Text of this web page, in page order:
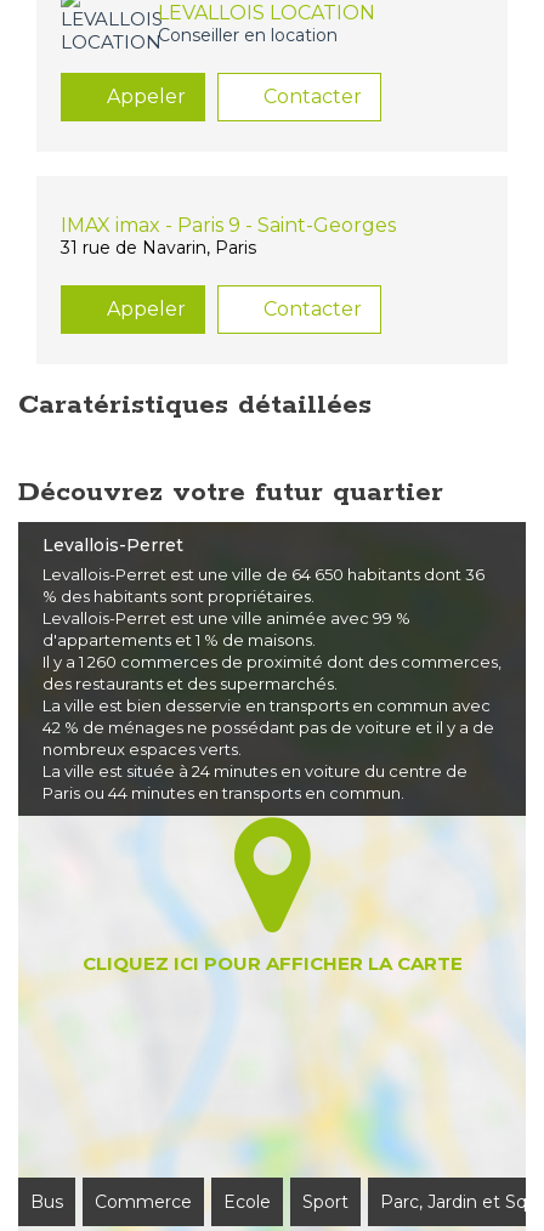
LEVALLOIS LOCATION
Conseiller en location
Appeler Contacter
IMAX imax - Paris 9 - Saint-Georges
31 rue de Navarin, Paris
Appeler Contacter
Caratéristiques détaillées
Découvrez votre futur quartier
Levallois-Perret
Levallois-Perret est une ville de 64 650 habitants dont 36
% des habitants sont propriétaires.
Levallois-Perret est une ville animée avec 99 %
d'appartements et 1 % de maisons.
Il y a 1 260 commerces de proximité dont des commerces,
des restaurants et des supermarchés.
La ville est bien desservie en transports en commun avec
42 % de ménages ne possédant pas de voiture et il y a de
nombreux espaces verts.
La ville est située à 24 minutes en voiture du centre de
Paris ou 44 minutes en transports en commun.
Bus Commerce Ecole Sport Parc, Jardin et